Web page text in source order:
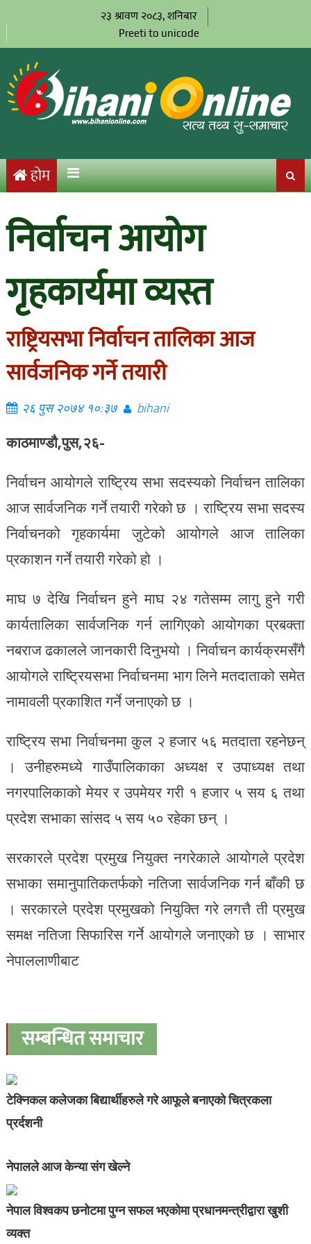
२३ श्रावण २०८३, शनिबार
Preeti to unicode
होम
निर्वाचन आयोग
गृहकार्यमा व्यस्त
राष्ट्रियसभा निर्वाचन तालिका आज
सार्वजनिक गर्ने तयारी
२६ पुस २०७४ १०:३७ bihani
काठमाण्डौ,पुस,२६-
निर्वाचन आयोगले राष्ट्रिय सभा सदस्यको निर्वाचन तालिका
आज सार्वजनिक गर्ने तयारी गरेको छ । राष्ट्रिय सभा सदस्य
निर्वाचनको गृहकार्यमा जुटेको आयोगले आज तालिका
प्रकाशन गर्ने तयारी गरेको हो ।
माघ ७ देखि निर्वाचन हुने माघ २४ गतेसम्म लागु हुने गरी
कार्यतालिका सार्वजनिक गर्न लागिएको आयोगका प्रबक्ता
नबराज ढकालले जानकारी दिनुभयो । निर्वाचन कार्यक्रमसँगै
आयोगले राष्ट्रियसभा निर्वाचनमा भाग लिने मतदाताको समेत
नामावली प्रकाशित गर्ने जनाएको छ ।
राष्ट्रिय सभा निर्वाचनमा कुल २ हजार ५६ मतदाता रहनेछन्
। उनीहरुमध्ये गाउँपालिकाका अध्यक्ष र उपाध्यक्ष तथा
नगरपालिकाको मेयर र उपमेयर गरी १ हजार ५ सय ६ तथा
प्रदेश सभाका सांसद ५ सय ५० रहेका छन् ।
सरकारले प्रदेश प्रमुख नियुक्त नगरेकाले आयोगले प्रदेश
सभाका समानुपातिकतर्फको नतिजा सार्वजनिक गर्न बाँकी छ
। सरकारले प्रदेश प्रमुखको नियुक्ति गरे लगत्तै ती प्रमुख
समक्ष नतिजा सिफारिस गर्ने आयोगले जनाएको छ । साभार
नेपाललाणीबाट
सम्बन्धित समाचार
टेक्निकल कलेजका बिद्यार्थीहरुले गरे आफूले बनाएको चित्रकला
प्रर्दशनी
नेपालले आज केन्या संग खेल्ने
नेपाल विश्वकप छनोटमा पुग्न सफल भएकोमा प्रधानमन्त्रीद्वारा खुशी
व्यक्त